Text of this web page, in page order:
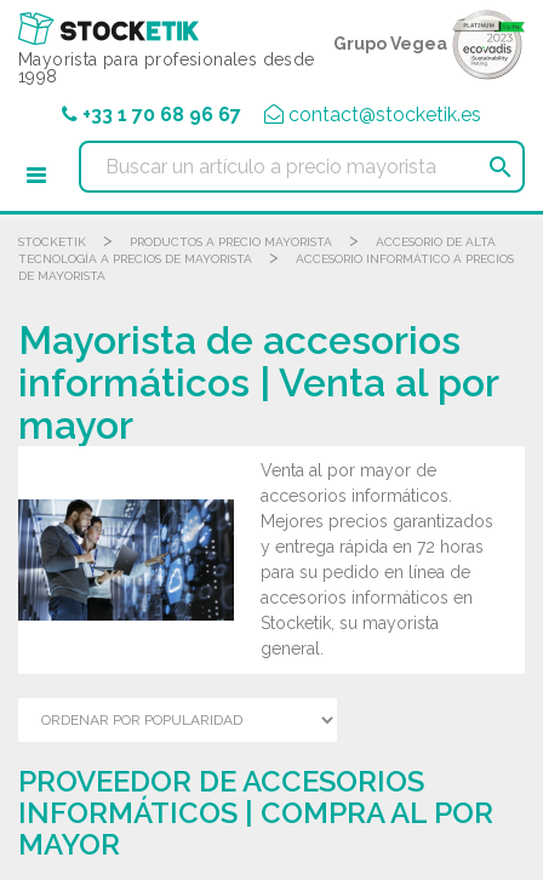
Mayorista para profesionales desde
1998
Grupo Vegea
+33 1 70 68 96 67 contact@stocketik.es

STOCKETIK > PRODUCTOS A PRECIO MAYORISTA >
ACCESORIO DE ALTA
TECNOLOGÍA A PRECIOS DE MAYORISTA
>
ACCESORIO INFORMÁTICO A PRECIOS
DE MAYORISTA
Mayorista de accesorios
informáticos | Venta al por
mayor
Venta al por mayor de
accesorios informáticos.
Mejores precios garantizados
y entrega rápida en 72 horas
para su pedido en línea de
accesorios informáticos en
Stocketik, su mayorista
general.
PROVEEDOR DE ACCESORIOS
INFORMÁTICOS | COMPRA AL POR
MAYOR
Panel de gestión de cookies